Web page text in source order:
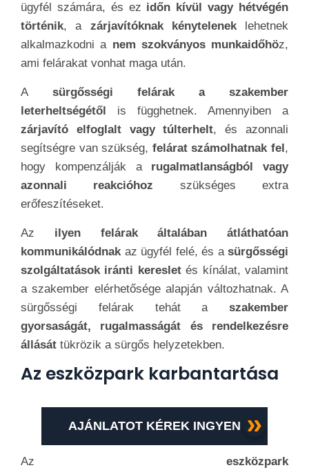
ügyfél számára, és ez időn kívül vagy hétvégén
történik, a zárjavítóknak kénytelenek lehetnek
alkalmazkodni a nem szokványos munkaidőhöz,
ami felárakat vonhat maga után.
A sürgősségi felárak a szakember
leterheltségétől is függhetnek. Amennyiben a
zárjavító elfoglalt vagy túlterhelt, és azonnali
segítségre van szükség, felárat számolhatnak fel,
hogy kompenzálják a rugalmatlanságból vagy
azonnali reakcióhoz szükséges extra
erőfeszítéseket.
Az ilyen felárak általában átláthatóan
kommunikálódnak az ügyfél felé, és asürgősségi
szolgáltatások iránti keresletés kínálat, valamint
a szakember elérhetősége alapján változhatnak. A
sürgősségi felárak tehát a szakember
gyorsaságát, rugalmasságát és rendelkezésre
állását tükrözik a sürgős helyzetekben.
Az eszközpark karbantartása
AJÁNLATOT KÉREK INGYEN
Az eszközpark